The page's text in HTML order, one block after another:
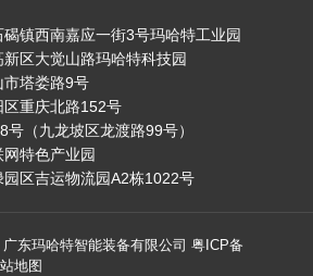
碣镇西南嘉应一街3号玛哈特工业园
区大觉山路玛哈特科技园
塔娄路9号
区重庆北路152号
号（九龙坡区龙渡路99号）
特色产业园
区吉运物流园A2栋1022号
东玛哈特智能装备有限公司 粤ICP备
地图